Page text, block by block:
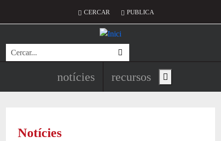
Menú del compte d'usuari
CERCAR PUBLICA
Cerca
Navegació principal de
notícies recursos Show main menu
Notícies